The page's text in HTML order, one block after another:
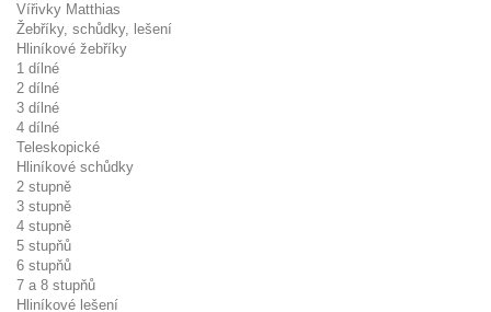
Vířivky Matthias
Žebříky, schůdky, lešení
Hliníkové žebříky
1 dílné
2 dílné
3 dílné
4 dílné
Teleskopické
Hliníkové schůdky
2 stupně
3 stupně
4 stupně
5 stupňů
6 stupňů
7 a 8 stupňů
Hliníkové lešení